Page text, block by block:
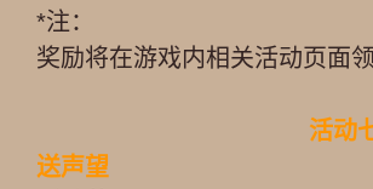
*注：
奖励将在游戏内相关活动页面领
活动
送声望